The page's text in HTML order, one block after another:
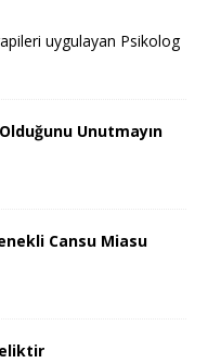
uygulayan Psikolog
Unutmayın
Cansu Miasu